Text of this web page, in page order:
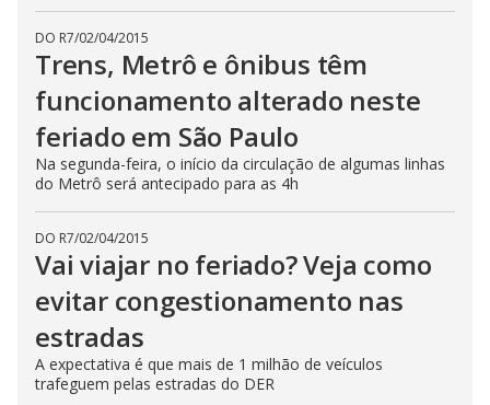
DO R7/02/04/2015
Trens, Metrô e ônibus têm
funcionamento alterado neste
feriado em São Paulo
Na segunda-feira, o início da circulação de algumas linhas
do Metrô será antecipado para as 4h
DO R7/02/04/2015
Vai viajar no feriado? Veja como
evitar congestionamento nas
estradas
A expectativa é que mais de 1 milhão de veículos
trafeguem pelas estradas do DER